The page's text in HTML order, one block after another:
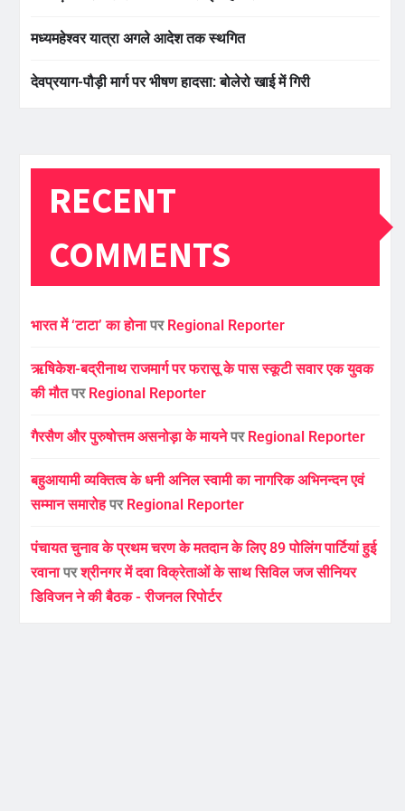
मध्यमहेश्वर यात्रा अगले आदेश तक स्थगित
देवप्रयाग-पौड़ी मार्ग पर भीषण हादसा: बोलेरो खाई में गिरी
RECENT
COMMENTS
भारत में ‘टाटा’ का होनापर Regional Reporter
ऋषिकेश-बद्रीनाथ राजमार्ग पर फरासू के पास स्कूटी सवार एक युवक
की मौतपर Regional Reporter
गैरसैण और पुरुषोत्तम असनोड़ा के मायनेपर Regional Reporter
बहुआयामी व्यक्तित्व के धनी अनिल स्वामी का नागरिक अभिनन्दन एवं
सम्मान समारोहपर Regional Reporter
पंचायत चुनाव के प्रथम चरण के मतदान के लिए 89 पोलिंग पार्टियां हुई
रवानापरश्रीनगर में दवा विक्रेताओं के साथ सिविल जज सीनियर
डिविजन ने की बैठक - रीजनल रिपोर्टर